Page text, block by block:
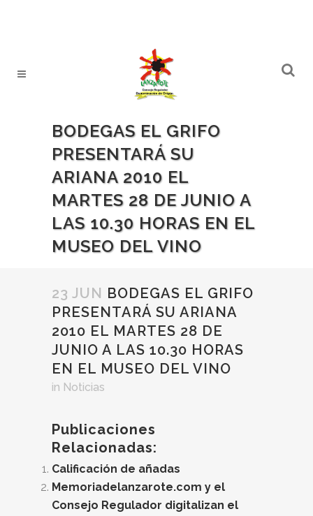
BODEGAS EL GRIFO
PRESENTARÁ SU
ARIANA 2010 EL
MARTES 28 DE JUNIO A
LAS 10.30 HORAS EN EL
MUSEO DEL VINO
23 JUN BODEGAS EL GRIFO
PRESENTARÁ SU ARIANA
2010 EL MARTES 28 DE
JUNIO A LAS 10.30 HORAS
EN EL MUSEO DEL VINO
in Noticias
Publicaciones
Relacionadas:
Calificación de añadas
Memoriadelanzarote.com y el
Consejo Regulador digitalizan el